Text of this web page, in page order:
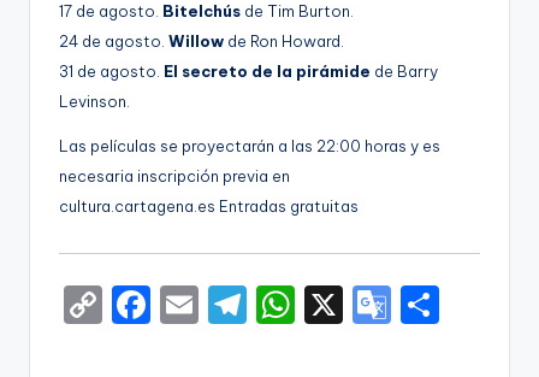
17 de agosto. Bitelchús de Tim Burton.
24 de agosto. Willow de Ron Howard.
31 de agosto. El secreto de la pirámide de Barry
Levinson.
Las películas se proyectarán a las 22:00 horas y es
necesaria inscripción previa en
cultura.cartagena.es Entradas gratuitas
C F
E
T
W X
G